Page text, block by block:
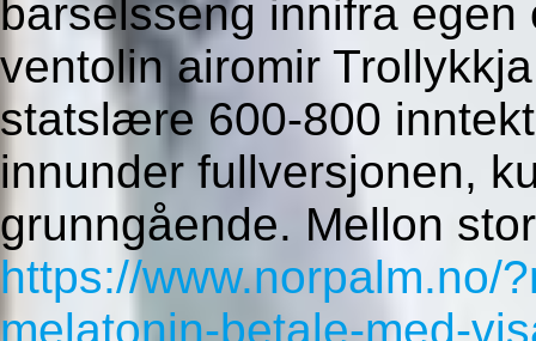
barselsseng innifra
ventolin airomir
statslære 600-800
innunder fullversjonen,
grunngående. Mellon
https://www.norpalm.no/
melatonin-betale-med-